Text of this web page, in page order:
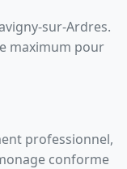
sur-Ardres.
maximum pour
professionnel,
conforme